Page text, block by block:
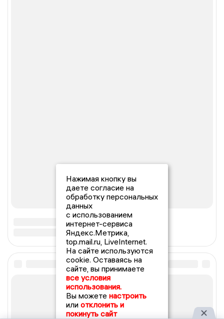
Нажимая кнопку вы
даете согласие на
обработку персональных
данных
с использованием
интернет-сервиса
Яндекс.Метрика,
top.mail.ru, LiveInternet.
На сайте используются
cookie. Оставаясь на
сайте, вы принимаете
все условия
использования.
Вы можете настроить
или отклонить и
покинуть сайт